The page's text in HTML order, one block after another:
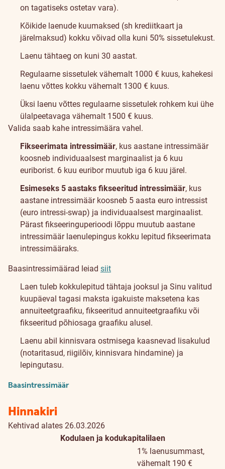
on tagatiseks ostetav vara).
Kõikide laenude kuumaksed (sh krediitkaart ja
järelmaksud) kokku võivad olla kuni 50% sissetulekust.
Laenu tähtaeg on kuni 30 aastat.
Regulaarne sissetulek vähemalt 1000 € kuus, kahekesi
laenu võttes kokku vähemalt 1300 € kuus.
Üksi laenu võttes regulaarne sissetulek rohkem kui ühe
ülalpeetavaga vähemalt 1500 € kuus.
Valida saab kahe intressimäära vahel.
Fikseerimata intressimäär, kus aastane intressimäär
koosneb individuaalsest marginaalist ja 6 kuu
euriborist. 6 kuu euribor muutub iga 6 kuu järel.
Esimeseks 5 aastaks fikseeritud intressimäär, kus
aastane intressimäär koosneb 5 aasta euro intressist
(euro intressi-swap) ja individuaalsest marginaalist.
Pärast fikseeringuperioodi lõppu muutub aastane
intressimäär laenulepingus kokku lepitud fikseerimata
intressimääraks.
Baasintressimäärad leiad siit
Laen tuleb kokkulepitud tähtaja jooksul ja Sinu valitud
kuupäeval tagasi maksta igakuiste maksetena kas
annuiteetgraafiku, fikseeritud annuiteetgraafiku või
fikseeritud põhiosaga graafiku alusel.
Laenu abil kinnisvara ostmisega kaasnevad lisakulud
(notaritasud, riigilõiv, kinnisvara hindamine) ja
lepingutasu.
Baasintressimäär
Hinnakiri
Kehtivad alates 26.03.2026
Kodulaen ja kodukapitalilaen
1% laenusummast,
vähemalt 190 €